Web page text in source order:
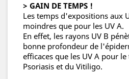
> GAIN DE TEMPS !
Les temps d'expositions aux
moindres que pour les UV A.
En effet, les rayons UV B
bonne profondeur de
efficaces que les UV A pour
Psoriasis et du Vitiligo.